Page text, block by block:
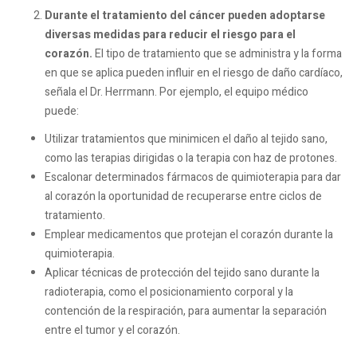
Durante el tratamiento del cáncer pueden adoptarse
diversas medidas para reducir el riesgo para el
corazón.El tipo de tratamiento que se administra y la forma
en que se aplica pueden influir en el riesgo de daño cardíaco,
señala el Dr. Herrmann. Por ejemplo, el equipo médico
puede:
Utilizar tratamientos que minimicen el daño al tejido sano,
como las terapias dirigidas o la terapia con haz de protones.
Escalonar determinados fármacos de quimioterapia para dar
al corazón la oportunidad de recuperarse entre ciclos de
tratamiento.
Emplear medicamentos que protejan el corazón durante la
quimioterapia.
Aplicar técnicas de protección del tejido sano durante la
radioterapia, como el posicionamiento corporal y la
contención de la respiración, para aumentar la separación
entre el tumor y el corazón.